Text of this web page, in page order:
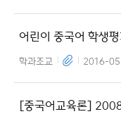
어린이 중국어 학생
학과조교 2016-
[중국어교육론]